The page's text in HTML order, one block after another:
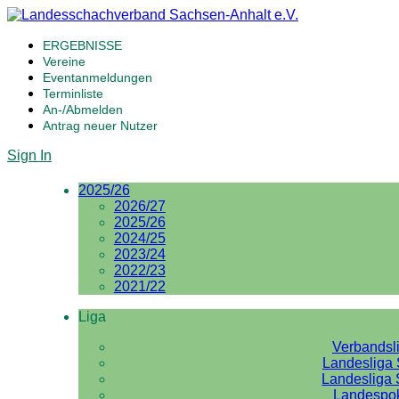
ERGEBNISSE
Vereine
Eventanmeldungen
Terminliste
An-/Abmelden
Antrag neuer Nutzer
Sign In
2025/26
2026/27
2025/26
2024/25
2023/24
2022/23
2021/22
Liga
Landesliga
Landesliga